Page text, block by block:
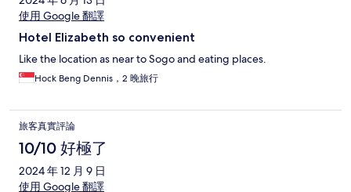
使用 Google 翻譯
Hotel Elizabeth so convenient
Like the location as near to Sogo and eating places.
Hock Beng Dennis，2 晚旅行
旅客真實評論
10/10 好極了
2024 年 12 月 9 日
使用 Google 翻譯